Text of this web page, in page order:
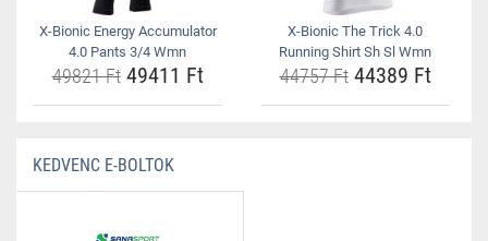
X-Bionic Energy Accumulator
4.0 Pants 3/4 Wmn
49821 Ft49411 Ft
X-Bionic The Trick 4.0
Running Shirt Sh Sl Wmn
44757 Ft44389 Ft
KEDVENC E-BOLTOK